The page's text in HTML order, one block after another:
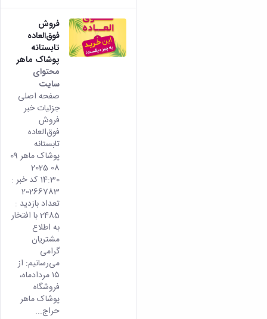
فروش
فوق‌العاده
تابستانه
پوشاک ماهر
محتوای
سایت
صفحه اصلی
جزئیات خبر
فروش
فوق‌العاده
تابستانه
پوشاک ماهر 09
08 2025
14:30 کد خبر :
20266783
تعداد بازدید :
2485 با افتخار
به اطلاع
مشتریان
گرامی
می‌رسانیم: از
۱۵ مردادماه،
فروشگاه
پوشاک ماهر
حراج...